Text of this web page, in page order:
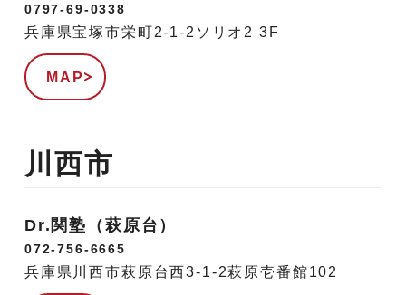
0797-69-0338
兵庫県宝塚市栄町2-1-2ソリオ2 3F
MAP
川西市
Dr.関塾（萩原台）
072-756-6665
兵庫県川西市萩原台西3-1-2萩原壱番館102